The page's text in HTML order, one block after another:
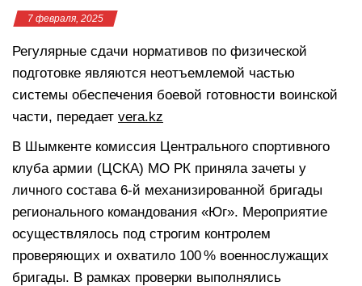
7 февраля, 2025
Регулярные сдачи нормативов по физической
подготовке являются неотъемлемой частью
системы обеспечения боевой готовности воинской
части, передает vera.kz
В Шымкенте комиссия Центрального спортивного
клуба армии (ЦСКА) МО РК приняла зачеты у
личного состава 6-й механизированной бригады
регионального командования «Юг». Мероприятие
осуществлялось под строгим контролем
проверяющих и охватило 100 % военнослужащих
бригады. В рамках проверки выполнялись